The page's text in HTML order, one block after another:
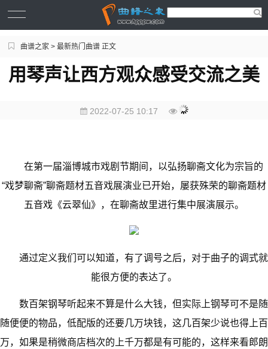
曲谱之家 > 最新热门曲谱 正文
用琴声让西方观众感受交流之美
2022-07-25 10:17
在第一届淄博城市戏剧节期间，以弘扬聊斋文化为宗旨的
“戏梦聊斋”聊斋题材五音戏展演业已开始，屡获殊荣的聊斋题材
五音戏《云翠仙》，在聊斋故里进行集中展演展示。
通过定义我们可以知道，有了调号之后，对于曲子的调式就
能很方便的表达了。
数百架钢琴听起来不算是什么大钱，但实际上钢琴可不是随
随便便的物品，低配版的还要几万块钱，这几百架少说也得上百
万，如果是稍微商店档次的上千万都是有可能的，这样来看郎朗